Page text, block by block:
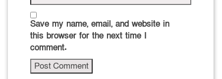
Save my name, email, and website in
this browser for the next time I
comment.